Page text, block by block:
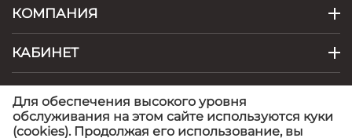
КОМПАНИЯ
КАБИНЕТ
КОНТАКТЫ
Для обеспечения высокого уровня
обслуживания на этом сайте используются куки
(cookies). Продолжая его использование, вы